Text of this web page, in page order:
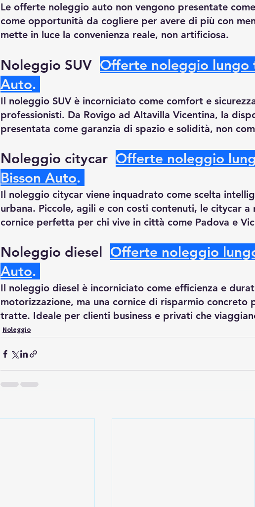
Le offerte noleggio auto non vengono presentate
come opportunità da cogliere per avere di più con
mette in luce la convenienza reale, non artificiosa.
Noleggio SUV Offerte noleggio lungo
Auto.
Il noleggio SUV è incorniciato come comfort e
professionisti. Da Rovigo ad Altavilla Vicentina, la
presentata come garanzia di spazio e solidità, non
Noleggio citycar Offerte noleggio
Bisson Auto.
Il noleggio citycar viene inquadrato come scelta
urbana. Piccole, agili e con costi contenuti, le citycar
cornice perfetta per chi vive in città come Padova e
Noleggio diesel Offerte noleggio
Auto.
Il noleggio diesel è incorniciato come efficienza e
motorizzazione, ma una cornice di risparmio concreto
tratte. Ideale per clienti business e privati che
Noleggio